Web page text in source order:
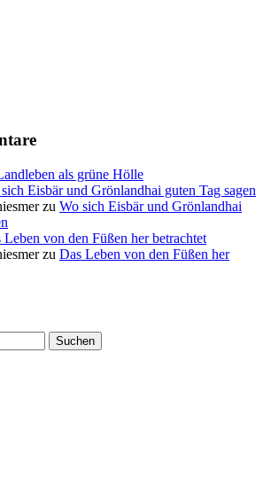
als grüne Hölle
Eisbär und Grönlandhai guten Tag sagen
zu Wo sich Eisbär und Grönlandhai
Leben von den Füßen her betrachtet
zu Das Leben von den Füßen her